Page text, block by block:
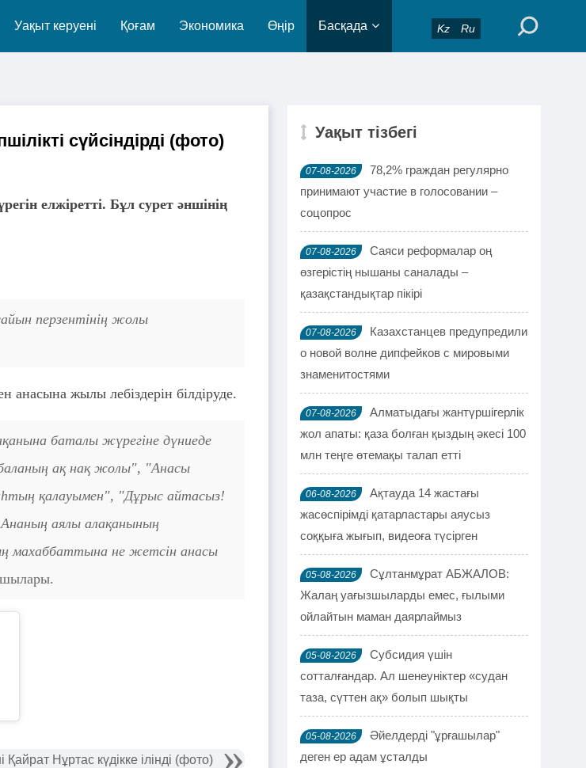
Kz Ru
Уақыт керуені Қоғам Экономика Өңір Басқада
сүйсіндірді (фото)
елжіретті. Бұл сурет әншінің
перзентінің жолы
анасына жылы лебіздерін білдіруде.
баталы жүрегіне дүниеде
ақ нақ жолы", "Анасы
қалауымен", "Дұрыс айтасыз!
аялы алақанының
махаббаттына не жетсін анасы
Қайрат Нұртас күдікке ілінді (фото)
Уақыт тізбегі
07-08-2026
78,2% граждан регулярно
принимают участие в голосовании –
соцопрос
07-08-2026
Саяси реформалар оң
өзгерістің нышаны саналады –
қазақстандықтар пікірі
07-08-2026
Казахстанцев предупредили
о новой волне дипфейков с мировыми
знаменитостями
07-08-2026
Алматыдағы жантүршігерлік
жол апаты: қаза болған қыздың әкесі 100
млн теңге өтемақы талап етті
06-08-2026
Ақтауда 14 жастағы
жасөспірімді қатарластары аяусыз
соққыға жығып, видеоға түсірген
05-08-2026
Сұлтанмұрат АБЖАЛОВ:
Жалаң уағызшыларды емес, ғылыми
ойлайтын маман даярлаймыз
05-08-2026
Субсидия үшін
сотталғандар. Ал шенеуніктер «судан
таза, сүттен ақ» болып шықты
05-08-2026
Әйелдерді "ұрғашылар"
деген ер адам ұсталды